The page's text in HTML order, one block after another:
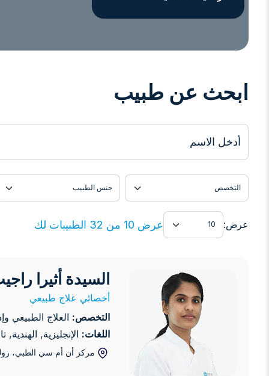
ابحث عن طبيب
أدخل الاسم
التخصص جنس الطبيب
عرض:
عرض
عرض 10 من 32 الطبيبات لك
السيدة أثيرا راجيث
السيدة أثيرا
أخصائي علاج طبيعي
التخصص: العلاج الطبيعي
اللغات: الإنجليزية, الهندية,
مركز أن أم سي الطبي،